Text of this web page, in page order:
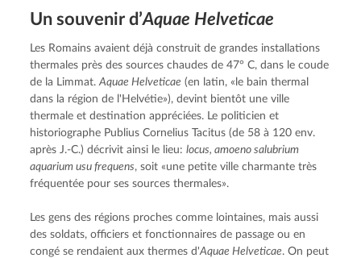
Un souvenir d’Aquae Helveti­cae
Les Romains avaient déjà construit de grandes installations
thermales près des sources chaudes de 47° C, dans le coude
de la Limmat. Aquae Helveticae (en latin, «le bain thermal
dans la région de l'Helvétie»), devint bientôt une ville
thermale et destination appréciées. Le politicien et
historiographe Publius Cornelius Tacitus (de 58 à 120 env.
après J.-C.) décrivit ainsi le lieu: locus, amoeno salubrium
aquarium usu frequens, soit «une petite ville charmante très
fréquentée pour ses sources thermales».
Les gens des régions proches comme lointaines, mais aussi
des soldats, officiers et fonctionnaires de passage ou en
congé se rendaient aux thermes d'Aquae Helveticae. On peut